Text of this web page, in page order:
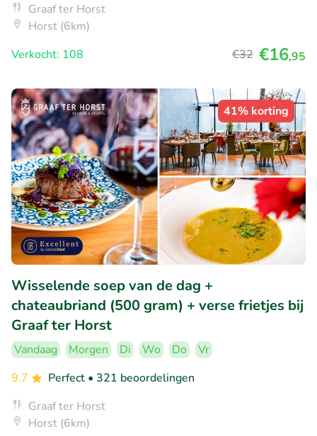
Graaf ter Horst
Horst (6km)
Verkocht: 108
€32 €16,95
41% korting
Wisselende soep van de dag +
chateaubriand (500 gram) + verse frietjes bij
Graaf ter Horst
Vandaag Morgen Di Wo Do
Vr
9.7
Perfect • 321 beoordelingen
Graaf ter Horst
Horst (6km)